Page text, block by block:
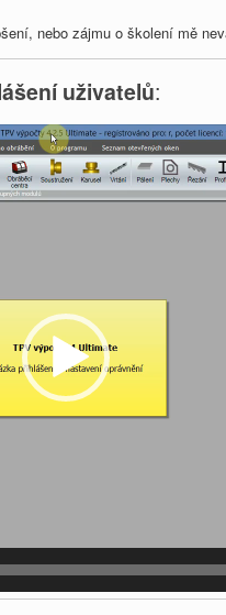
nebo zájmu o školení mě
uživatelů: